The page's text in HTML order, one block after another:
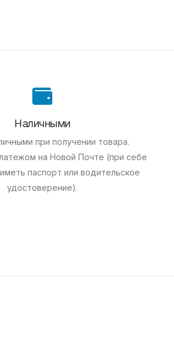
Наличными
при получении товара.
на Новой Почте (при себе
паспорт или водительское
удостоверение).